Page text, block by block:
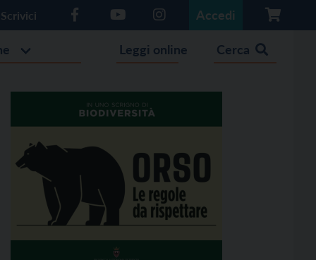
Scrivici Accedi
Leggi online Cerca